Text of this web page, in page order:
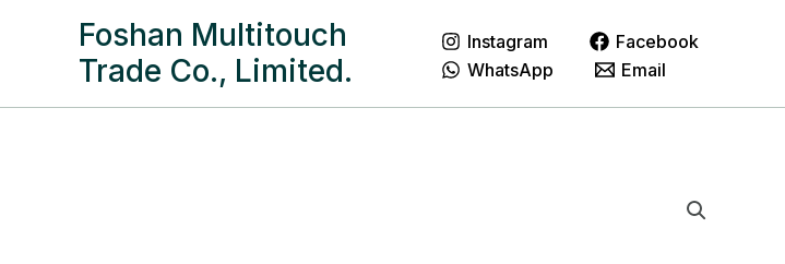
Foshan Multitouch
Trade Co., Limited.
Instagram
Facebook
WhatsApp
Email